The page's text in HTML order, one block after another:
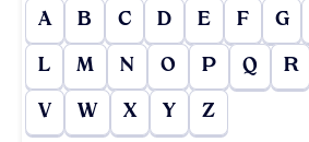
A B C D E F G
L M N O P Q R
V W X Y Z